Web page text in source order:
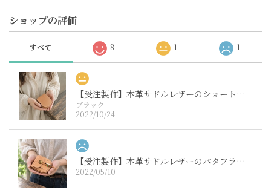
ショップの評価
すべて 8 1 1
【受注製作】本革サドルレザーのショート財布【ノーマル】
ブラック
2022/10/24
【受注製作】本革サドルレザーのバタフライビルフォード
2022/05/10